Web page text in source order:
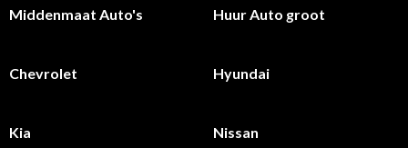
Middenmaat Auto's Huur Auto groot
Chevrolet Hyundai
Kia Nissan